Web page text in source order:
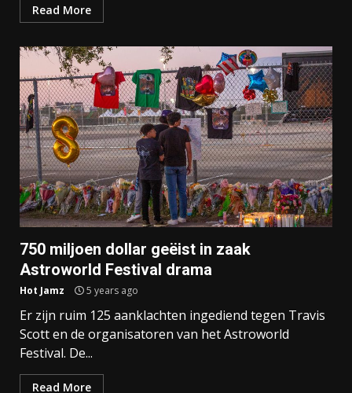
Read More
750 miljoen dollar geëist in zaak
Astroworld Festival drama
Hot Jamz 5 years ago
Er zijn ruim 125 aanklachten ingediend tegen Travis
Scott en de organisatoren van het Astroworld
Festival. De...
Read More